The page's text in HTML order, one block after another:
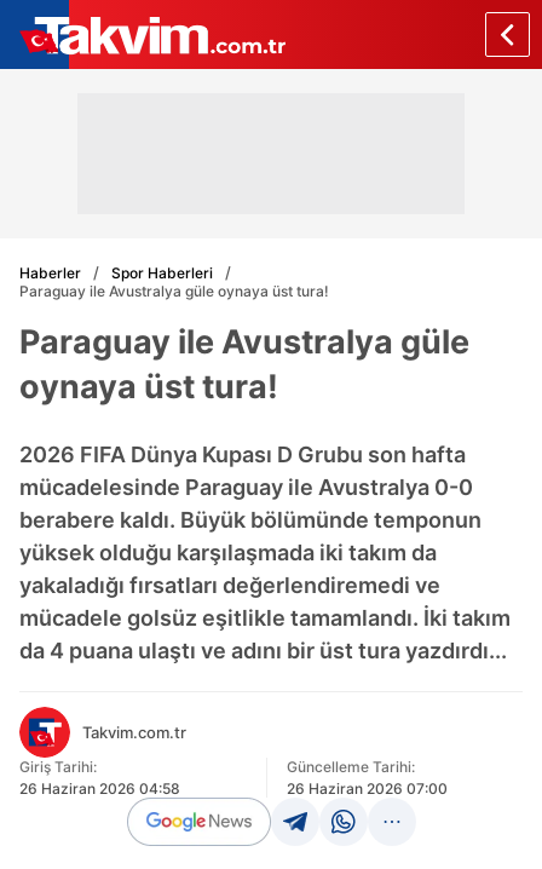
Haberler
Spor Haberleri
Paraguay ile Avustralya güle oynaya üst tura!
Paraguay ile Avustralya güle
oynaya üst tura!
2026 FIFA Dünya Kupası D Grubu son hafta
mücadelesinde Paraguay ile Avustralya 0-0
berabere kaldı. Büyük bölümünde temponun
yüksek olduğu karşılaşmada iki takım da
yakaladığı fırsatları değerlendiremedi ve
mücadele golsüz eşitlikle tamamlandı. İki takım
da 4 puana ulaştı ve adını bir üst tura yazdırdı...
Takvim.com.tr
Giriş Tarihi:
26 Haziran 2026 04:58
Güncelleme Tarihi:
26 Haziran 2026 07:00